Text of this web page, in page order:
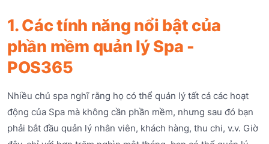
1. Các tính năng nổi bật của
phần mềm quản lý Spa -
POS365
Nhiều chủ spa nghĩ rằng họ có thể quản lý tất cả các hoạt
động của Spa mà không cần phần mềm, nhưng sau đó bạn
phải bắt đầu quản lý nhân viên, khách hàng, thu chi, v.v. Giờ